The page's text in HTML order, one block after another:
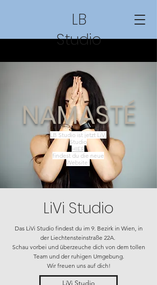
LB
Studio
NAMASTÉ
LB Studio ist jetzt LiVi
Studio
HIER
findest du die neue
Website!
LiVi Studio
Das LiVi Studio findest du im 9. Bezirk in Wien, in
der Liechtensteinstraße 22A.
Schau vorbei und überzeuche dich von dem tollen
Team und der ruhigen Umgebung.
Wir freuen uns auf dich!
LiVi Studio